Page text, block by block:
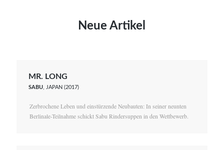
Neue Artikel
MR. LONG
SABU , JAPAN (2017)
Zerbrochene Leben und einstürzende Neubauten: In seiner neunten
Berlinale-Teilnahme schickt Sabu Rindersuppen in den Wettbewerb.